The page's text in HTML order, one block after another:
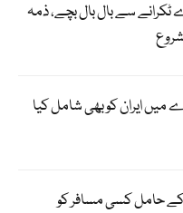
پر 2 طیارے ٹکرانے سے بال بال بچے، ذمہ
ایران کو بھی شامل کیا
حامل کسی مسافر کو